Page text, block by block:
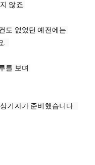
않죠.
.
기자가 준비했습니다.